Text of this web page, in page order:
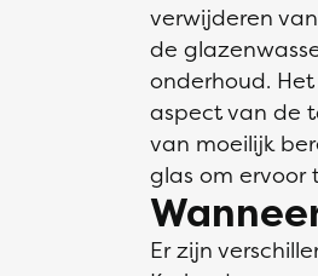
verwijderen
de
onderhoud.
aspect van de
van moeilijk
glas om ervoor
Er zijn